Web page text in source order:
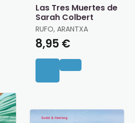
Las Tres Muertes de
Sarah Colbert
RUFO, ARANTXA
8,95 €